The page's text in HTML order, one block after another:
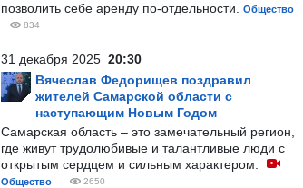
позволить себе аренду по-отдельности.
Общество
834
31 декабря 2025 20:30
Вячеслав Федорищев поздравил
жителей Самарской области с
наступающим Новым Годом
Самарская область – это замечательный регион,
где живут трудолюбивые и талантливые люди с
открытым сердцем и сильным характером.
Общество 2650